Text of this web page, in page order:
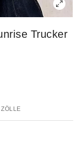
Trucker